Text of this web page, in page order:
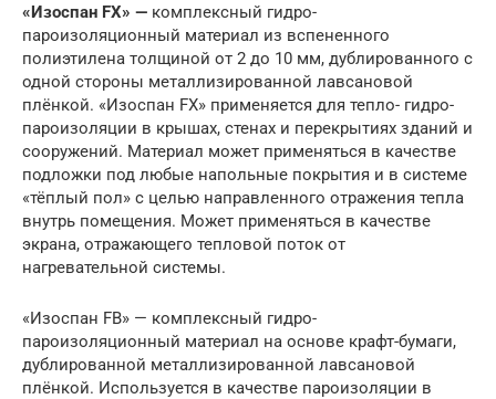
«Изоспан FХ» — комплексный гидро-
пароизоляционный материал из вспененного
полиэтилена толщиной от 2 до 10 мм, дублированного с
одной стороны металлизированной лавсановой
плёнкой. «Изоспан FХ» применяется для тепло- гидро-
пароизоляции в крышах, стенах и перекрытиях зданий и
сооружений. Материал может применяться в качестве
подложки под любые напольные покрытия и в системе
«тёплый пол» с целью направленного отражения тепла
внутрь помещения. Может применяться в качестве
экрана, отражающего тепловой поток от
нагревательной системы.
«Изоспан FB» — комплексный гидро-
пароизоляционный материал на основе крафт-бумаги,
дублированной металлизированной лавсановой
плёнкой. Используется в качестве пароизоляции в